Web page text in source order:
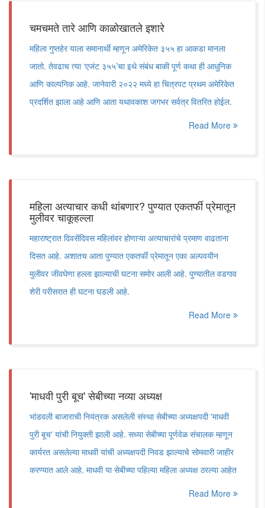
चमचमते तारे आणि काळोखातले इशारे
महिला गुप्तहेर याला समानार्थी म्हणून अमेरिकेत ३५५ हा आकडा मानला
जातो. तेवढाच त्या ‘एजंट ३५५’चा इथे संबंध बाकी पूर्ण कथा ही आधुनिक
आणि काल्पनिक आहे. जानेवारी २०२२ मध्ये हा चित्रपट प्रथम अमेरिकेत
प्रदर्शित झाला आहे आणि आता यथावकाश जगभर सर्वत्र वितरित होईल.
Read More
महिला अत्याचार कधी थांबणार? पुण्यात एकतर्फी प्रेमातून
मुलीवर चाकूहल्ला
महाराष्ट्रात दिवसेंदिवस महिलांवर होणाऱ्या अत्याचारांचे प्रमाण वाढताना
दिसत आहे. अशातच आता पुण्यात एकतर्फी प्रेमातून एका अल्पवयीन
मुलीवर जीवघेणा हल्ला झाल्याची घटना समोर आली आहे. पुण्यातील वडगाव
शेरी परीसरात ही घटना घडली आहे.
Read More
'माधवी पुरी बूच' सेबीच्या नव्या अध्यक्ष
भांडवली बाजाराची नियंत्रक असलेली संस्था सेबीच्या अध्यक्षपदी 'माधवी
पुरी बूच' यांची नियुक्ती झाली आहे. सध्या सेबीच्या पूर्णवेळ संचालक म्हणून
कार्यरत असलेल्या माधवी यांची अध्यक्षपदी निवड झाल्याचे सोमवारी जाहीर
करण्यात आले आहे. माधवी या सेबीच्या पहिल्या महिला अध्यक्ष ठरल्या आहेत
Read More